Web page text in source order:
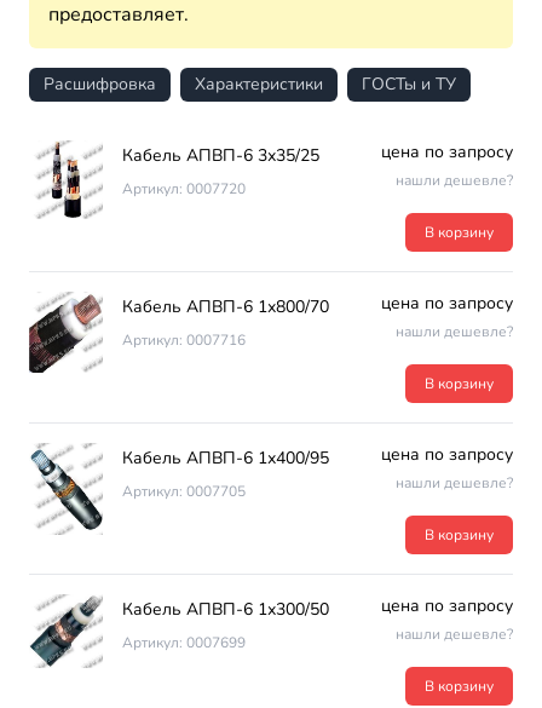
предоставляет.
Расшифровка Характеристики ГОСТы и ТУ
Кабель АПВП-6 3х35/25
Артикул: 0007720
цена по запросу
нашли дешевле?
В корзину
Кабель АПВП-6 1х800/70
Артикул: 0007716
цена по запросу
нашли дешевле?
В корзину
Кабель АПВП-6 1х400/95
Артикул: 0007705
цена по запросу
нашли дешевле?
В корзину
Кабель АПВП-6 1х300/50
Артикул: 0007699
цена по запросу
нашли дешевле?
В корзину